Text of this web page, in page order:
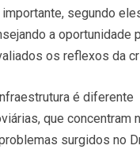
importante, segundo
a oportunidade
os reflexos da
é diferente
que
surgidos no